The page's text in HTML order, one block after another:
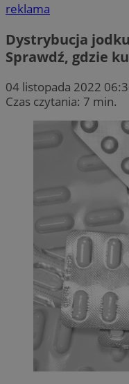
reklama
Dystrybucja
Sprawdź, gdzie
04 listopada 2022
Czas czytania: 7 min.